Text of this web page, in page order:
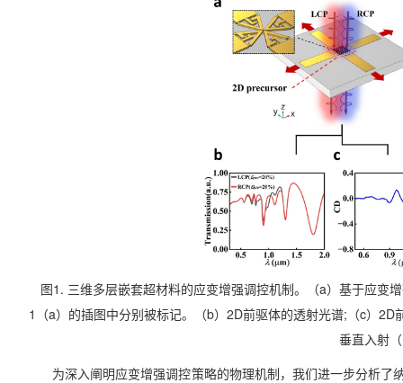
图1. 三维多层嵌套超材料的应变增强调控机制。（a）基于应变
1（a）的插图中分别被标记。（b）2D前驱体的透射光谱;（c）
垂直入射
为深入阐明应变增强调控策略的物理机制，我们进一步分析了